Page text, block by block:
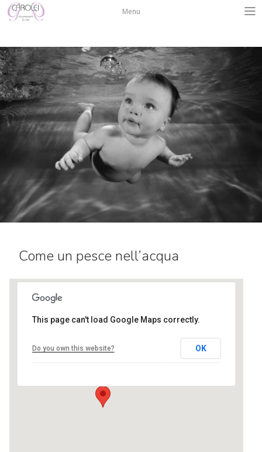
Salta
Menu
Come un pesce nell’acqua
centro MEL
Via Tevere, 3 - Ranica
This page can't load Google Maps correctly.
Do you own this website? OK